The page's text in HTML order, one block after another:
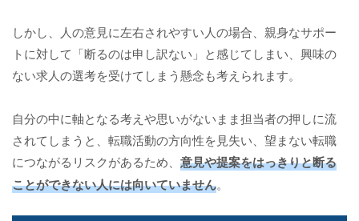
しかし、人の意見に左右されやすい人の場合、親身なサポー
トに対して「断るのは申し訳ない」と感じてしまい、興味の
ない求人の選考を受けてしまう懸念も考えられます。
自分の中に軸となる考えや思いがないまま担当者の押しに流
されてしまうと、転職活動の方向性を見失い、望まない転職
につながるリスクがあるため、 意見や提案をはっきりと断る
ことができない人には向いていません。